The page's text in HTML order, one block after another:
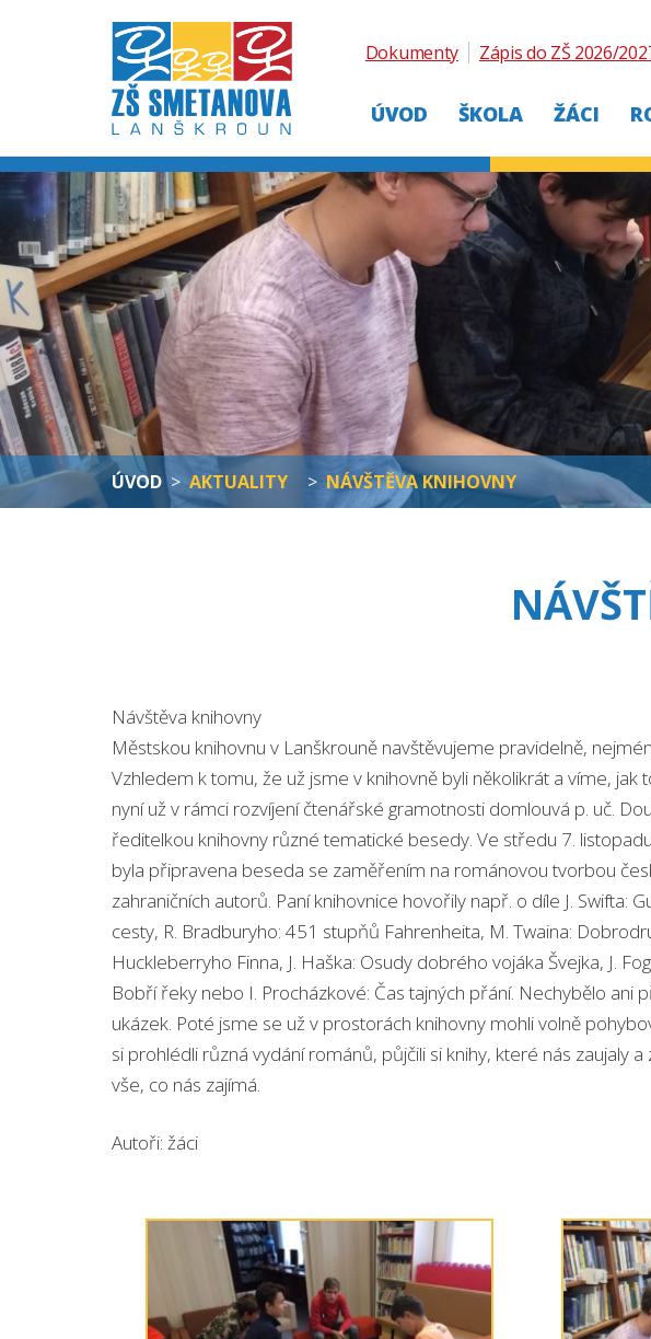
ÚVOD ŠKOLA ŽÁCI
Dokumenty Zápis do ZŠ 2026/
ÚVOD > AKTUALITY > NÁVŠTĚVA KNIHOVNY
Návštěva knihovny
Městskou knihovnu v Lanškrouně navštěvujeme pravidelně,
Vzhledem k tomu, že už jsme v knihovně byli několikrát a víme, jak
nyní už v rámci rozvíjení čtenářské gramotnosti domlouvá p. uč.
ředitelkou knihovny různé tematické besedy. Ve středu 7.
byla připravena beseda se zaměřením na románovou tvorbou
zahraničních autorů. Paní knihovnice hovořily např. o díle J. Swifta:
cesty, R. Bradburyho: 451 stupňů Fahrenheita, M. Twaina:
Huckleberryho Finna, J. Haška: Osudy dobrého vojáka Švejka, J.
Bobří řeky nebo I. Procházkové: Čas tajných přání. Nechybělo ani
ukázek. Poté jsme se už v prostorách knihovny mohli volně
si prohlédli různá vydání románů, půjčili si knihy, které nás zaujaly a
vše, co nás zajímá.
Autoři: žáci